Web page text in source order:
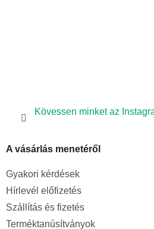
Kövessen minket az
A vásárlás menetéről
Gyakori kérdések
Hírlevél előfizetés
Szállítás és fizetés
Terméktanúsítványok